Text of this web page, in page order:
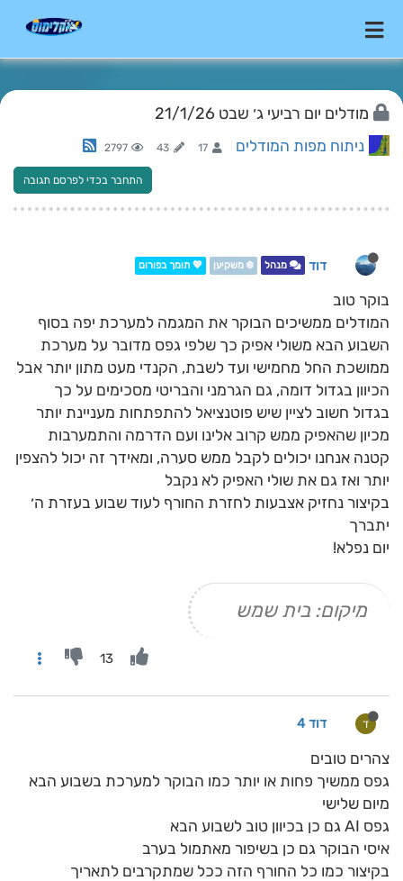
מודלים יום רביעי ג׳ שבט 21/1/26
ניתוח מפות המודלים 17
43
2797
התחבר בכדי לפרסם תגובה
דוד מנהל ❄️ משקיען 💖 תומך בפורום
בוקר טוב
המודלים ממשיכים הבוקר את המגמה למערכת יפה בסוף
השבוע הבא משולי אפיק כך שלפי גפס מדובר על מערכת
ממושכת החל מחמישי ועד לשבת, הקנדי מעט מתון יותר אבל
הכיוון בגדול דומה, גם הגרמני והבריטי מסכימים על כך
בגדול חשוב לציין שיש פוטנציאל להתפתחות מעניינת יותר
מכיון שהאפיק ממש קרוב אלינו ועם הדרמה והתמערבות
קטנה אנחנו יכולים לקבל ממש סערה, ומאידך זה יכול להצפין
יותר ואז גם את שולי האפיק לא נקבל
בקיצור נחזיק אצבעות לחזרת החורף לעוד שבוע בעזרת ה׳
יתברך
יום נפלא!
מיקום: בית שמש
13
ד דוד 4
צהרים טובים
גפס ממשיך פחות או יותר כמו הבוקר למערכת בשבוע הבא
מיום שלישי
גפס AI גם כן בכיוון טוב לשבוע הבא
איסי הבוקר גם כן בשיפור מאתמול בערב
בקיצור כמו כל החורף הזה ככל שמתקרבים לתאריך